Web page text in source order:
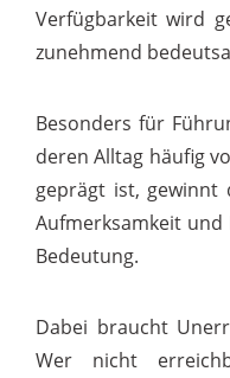
Verfügbarkeit wird
zunehmend
Besonders für
deren Alltag häufig
geprägt ist, gewinnt
Aufmerksamkeit
Bedeutung.
Dabei braucht
Wer nicht